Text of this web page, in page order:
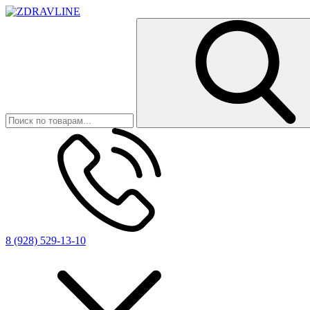
8 (928) 529-13-10